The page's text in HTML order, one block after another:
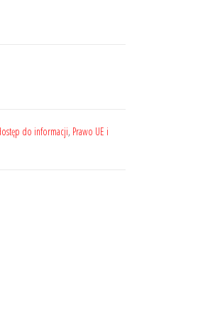
do informacji, Prawo UE i